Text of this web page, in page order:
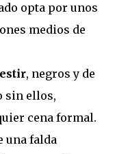
opta por unos
medios de
, negros y de
sin ellos,
cena formal.
una falda